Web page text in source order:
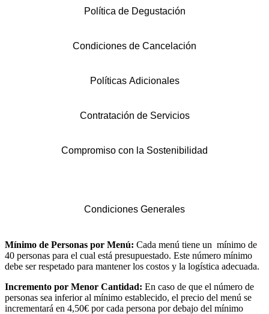
Política de Degustación
Condiciones de Cancelación
Políticas Adicionales
Contratación de Servicios
Compromiso con la Sostenibilidad
Condiciones Generales
Mínimo de Personas por Menú: Cada menú tiene un mínimo de
40 personas para el cual está presupuestado. Este número mínimo
debe ser respetado para mantener los costos y la logística adecuada.
Incremento por Menor Cantidad: En caso de que el número de
personas sea inferior al mínimo establecido, el precio del menú se
incrementará en 4,50€ por cada persona por debajo del mínimo